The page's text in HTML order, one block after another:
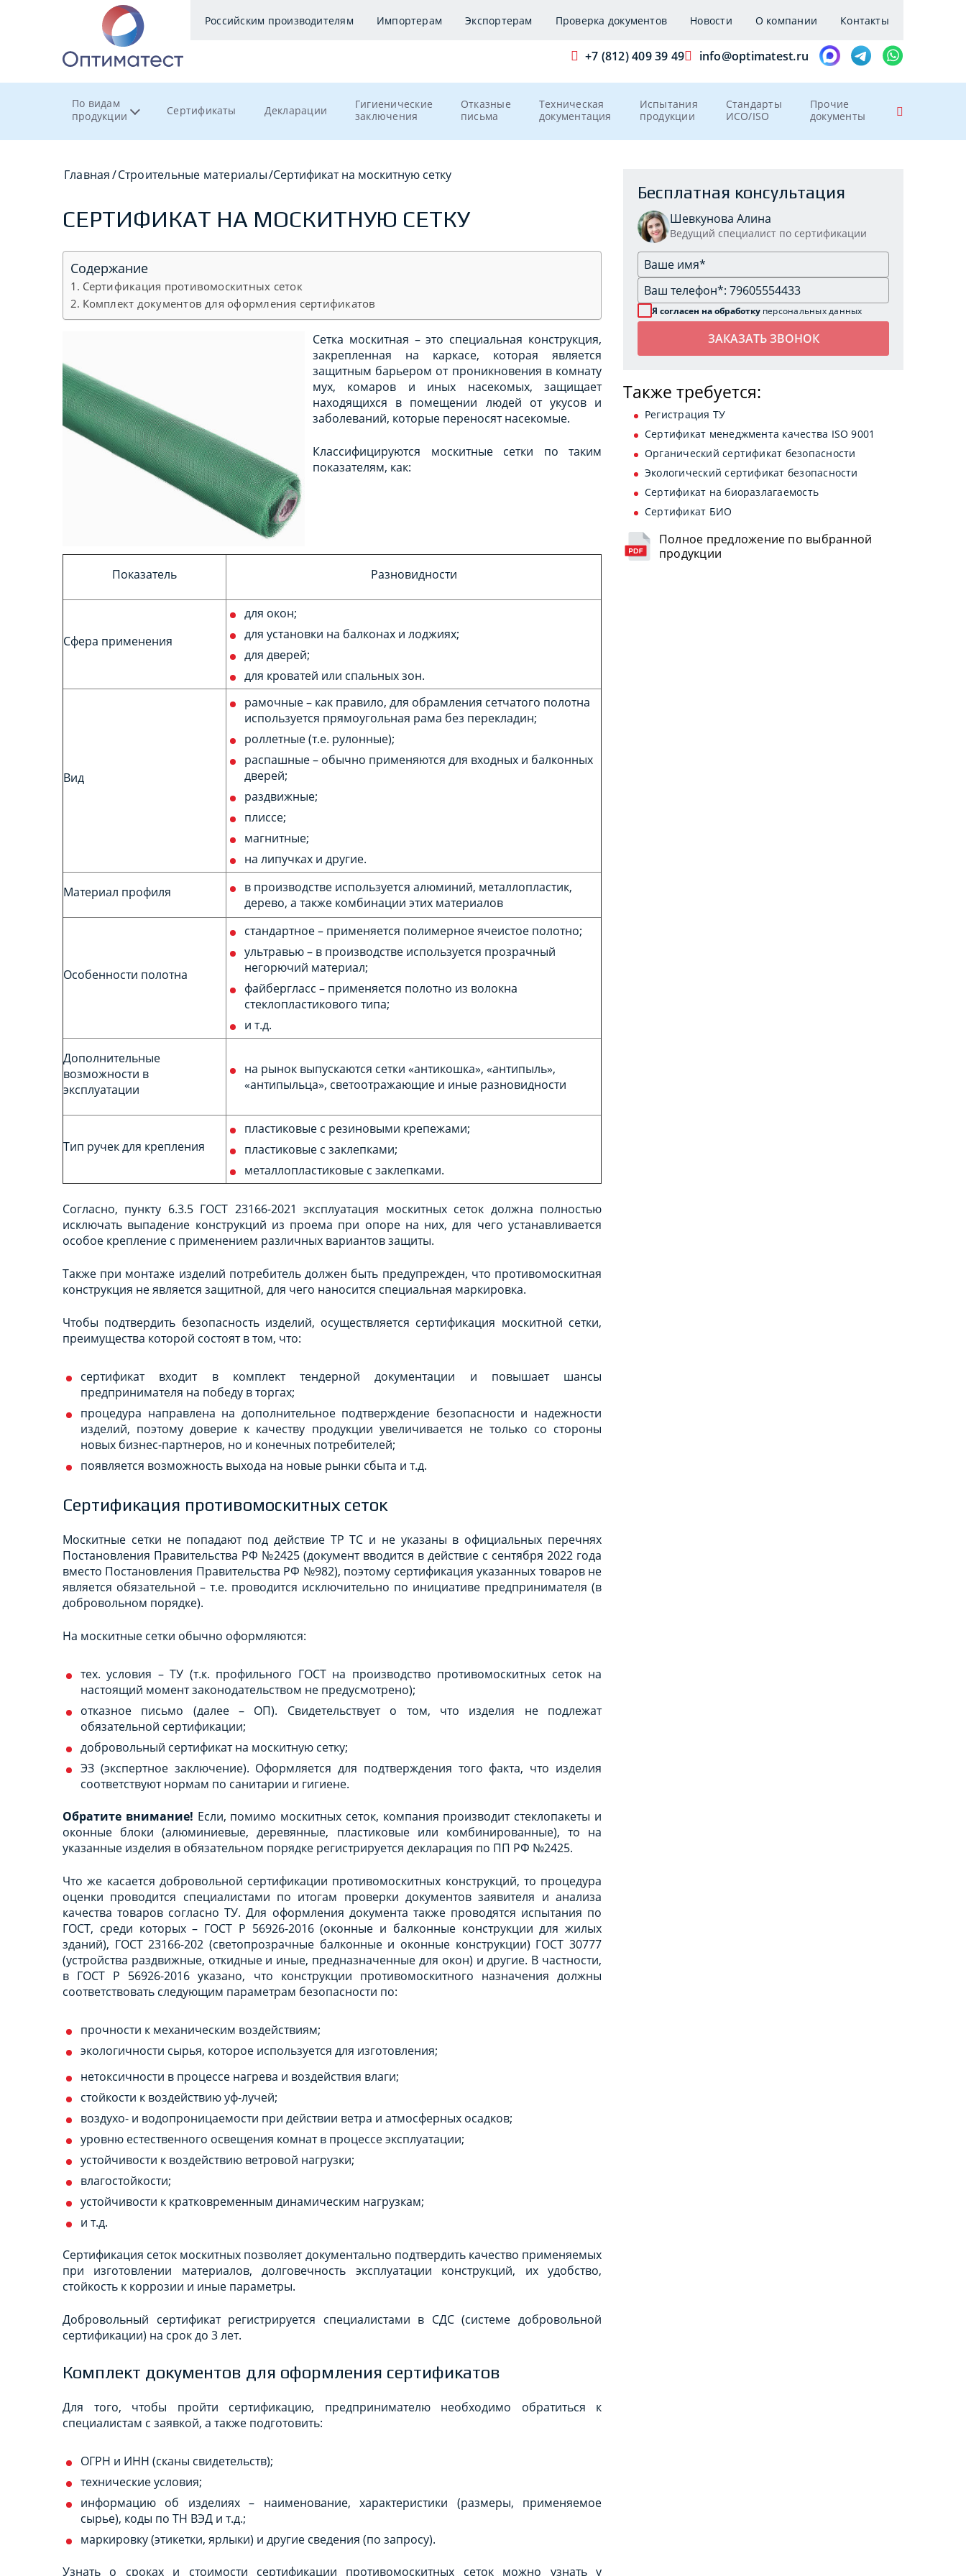
Российским производителям Импортерам Экспортерам Проверка документов Новости О компании Контакты
+7 (812) 409 39 49 info@optimatest.ru
По видам
продукции
Сертификаты Декларации
Гигиенические
заключения
Отказные
письма
Техническая
документация
Испытания
продукции
Стандарты
ИСО/ISO
Прочие
документы
Главная/Строительные материалы/Сертификат на москитную сетку
СЕРТИФИКАТ НА МОСКИТНУЮ СЕТКУ
Содержание
Сертификация противомоскитных сеток
Комплект документов для оформления сертификатов
Сетка москитная – это специальная конструкция,
закрепленная на каркасе, которая является
защитным барьером от проникновения в комнату
мух, комаров и иных насекомых, защищает
находящихся в помещении людей от укусов и
заболеваний, которые переносят насекомые.
Классифицируются москитные сетки по таким
показателям, как:
Показатель Разновидности
Сфера применения
для окон;
для установки на балконах и лоджиях;
для дверей;
для кроватей или спальных зон.
Вид
рамочные – как правило, для обрамления сетчатого полотна
используется прямоугольная рама без перекладин;
роллетные (т.е. рулонные);
распашные – обычно применяются для входных и балконных
дверей;
раздвижные;
плиссе;
магнитные;
на липучках и другие.
Материал профиля
в производстве используется алюминий, металлопластик,
дерево, а также комбинации этих материалов
Особенности полотна
стандартное – применяется полимерное ячеистое полотно;
ультравью – в производстве используется прозрачный
негорючий материал;
файбергласс – применяется полотно из волокна
стеклопластикового типа;
и т.д.
Дополнительные
возможности в
эксплуатации
на рынок выпускаются сетки «антикошка», «антипыль»,
«антипыльца», светоотражающие и иные разновидности
Тип ручек для крепления
пластиковые с резиновыми крепежами;
пластиковые с заклепками;
металлопластиковые с заклепками.
Согласно, пункту 6.3.5 ГОСТ 23166-2021 эксплуатация москитных сеток должна полностью
исключать выпадение конструкций из проема при опоре на них, для чего устанавливается
особое крепление с применением различных вариантов защиты.
Также при монтаже изделий потребитель должен быть предупрежден, что противомоскитная
конструкция не является защитной, для чего наносится специальная маркировка.
Чтобы подтвердить безопасность изделий, осуществляется сертификация москитной сетки,
преимущества которой состоят в том, что:
сертификат входит в комплект тендерной документации и повышает шансы
предпринимателя на победу в торгах;
процедура направлена на дополнительное подтверждение безопасности и надежности
изделий, поэтому доверие к качеству продукции увеличивается не только со стороны
новых бизнес-партнеров, но и конечных потребителей;
появляется возможность выхода на новые рынки сбыта и т.д.
Сертификация противомоскитных сеток
Москитные сетки не попадают под действие ТР ТС и не указаны в официальных перечнях
Постановления Правительства РФ №2425 (документ вводится в действие с сентября 2022 года
вместо Постановления Правительства РФ №982), поэтому сертификация указанных товаров не
является обязательной – т.е. проводится исключительно по инициативе предпринимателя (в
добровольном порядке).
На москитные сетки обычно оформляются:
тех. условия – ТУ (т.к. профильного ГОСТ на производство противомоскитных сеток на
настоящий момент законодательством не предусмотрено);
отказное письмо (далее – ОП). Свидетельствует о том, что изделия не подлежат
обязательной сертификации;
добровольный сертификат на москитную сетку;
ЭЗ (экспертное заключение). Оформляется для подтверждения того факта, что изделия
соответствуют нормам по санитарии и гигиене.
Обратите внимание! Если, помимо москитных сеток, компания производит стеклопакеты и
оконные блоки (алюминиевые, деревянные, пластиковые или комбинированные), то на
указанные изделия в обязательном порядке регистрируется декларация по ПП РФ №2425.
Что же касается добровольной сертификации противомоскитных конструкций, то процедура
оценки проводится специалистами по итогам проверки документов заявителя и анализа
качества товаров согласно ТУ. Для оформления документа также проводятся испытания по
ГОСТ, среди которых – ГОСТ Р 56926-2016 (оконные и балконные конструкции для жилых
зданий), ГОСТ 23166-202 (светопрозрачные балконные и оконные конструкции) ГОСТ 30777
(устройства раздвижные, откидные и иные, предназначенные для окон) и другие. В частности,
в ГОСТ Р 56926-2016 указано, что конструкции противомоскитного назначения должны
соответствовать следующим параметрам безопасности по:
прочности к механическим воздействиям;
экологичности сырья, которое используется для изготовления;
нетоксичности в процессе нагрева и воздействия влаги;
стойкости к воздействию уф-лучей;
воздухо- и водопроницаемости при действии ветра и атмосферных осадков;
уровню естественного освещения комнат в процессе эксплуатации;
устойчивости к воздействию ветровой нагрузки;
влагостойкости;
устойчивости к кратковременным динамическим нагрузкам;
и т.д.
Сертификация сеток москитных позволяет документально подтвердить качество применяемых
при изготовлении материалов, долговечность эксплуатации конструкций, их удобство,
стойкость к коррозии и иные параметры.
Добровольный сертификат регистрируется специалистами в СДС (системе добровольной
сертификации) на срок до 3 лет.
Комплект документов для оформления сертификатов
Для того, чтобы пройти сертификацию, предпринимателю необходимо обратиться к
специалистам с заявкой, а также подготовить:
ОГРН и ИНН (сканы свидетельств);
технические условия;
информацию об изделиях – наименование, характеристики (размеры, применяемое
сырье), коды по ТН ВЭД и т.д.;
маркировку (этикетки, ярлыки) и другие сведения (по запросу).
Узнать о сроках и стоимости сертификации противомоскитных сеток можно узнать у
Бесплатная консультация
Шевкунова Алина
Ведущий специалист по сертификации
Я согласен на обработку персональных данных
Также требуется:
Регистрация ТУ
Сертификат менеджмента качества ISO 9001
Органический сертификат безопасности
Экологический сертификат безопасности
Сертификат на биоразлагаемость
Сертификат БИО
Полное предложение по выбранной
продукции